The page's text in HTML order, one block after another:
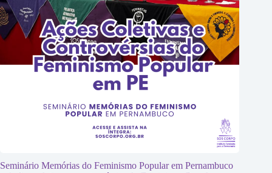
Seminário Memórias do Feminismo Popular em Pernambuco